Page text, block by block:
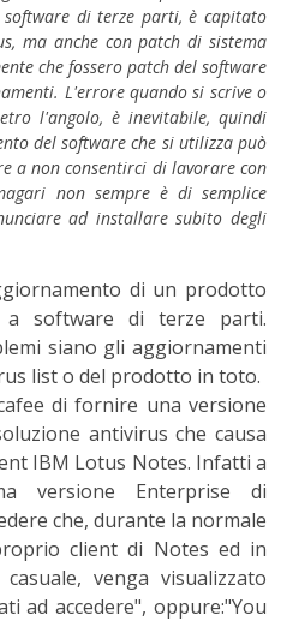
di terze parti, è capitato
ma anche con patch di sistema
che fossero patch del software
L'errore quando si scrive o
l'angolo, è inevitabile, quindi
del software che si utilizza può
a non consentirci di lavorare con
non sempre è di semplice
ad installare subito degli
di un prodotto
a software di terze parti.
siano gli aggiornamenti
list o del prodotto in toto.
di fornire una versione
antivirus che causa
IBM Lotus Notes. Infatti a
versione Enterprise di
che, durante la normale
client di Notes ed in
venga visualizzato
ad accedere", oppure:"You